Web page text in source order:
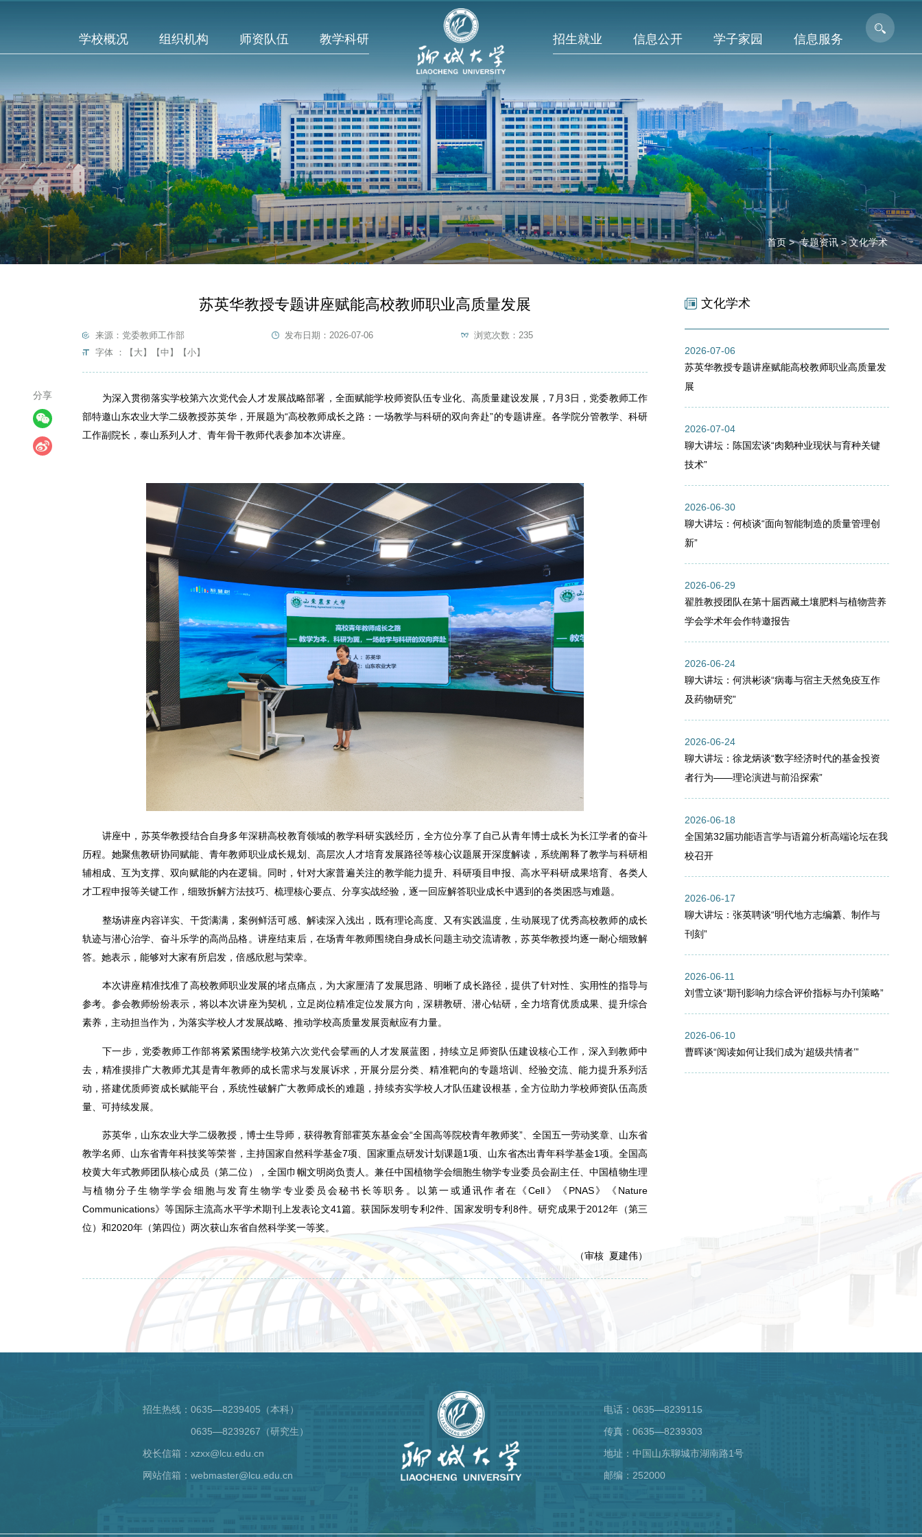
学校概况 组织机构 师资队伍 教学科研 招生就业 信息公开 学子家园 信息服务
首页 > 专题资讯 > 文化学术
苏英华教授专题讲座赋能高校教师职业高质量发展
来源：党委教师工作部 发布日期：2026-07-06 浏览次数： 235
字体 ：
【大】 【中】 【小】
为深入贯彻落实学校第六次党代会人才发展战略部署，全面赋能学校师资队伍专业化、高质量建设发展，7月3日，党委教师工作
部特邀山东农业大学二级教授苏英华，开展题为“高校教师成长之路：一场教学与科研的双向奔赴”的专题讲座。各学院分管教学、科研
工作副院长，泰山系列人才、青年骨干教师代表参加本次讲座。
讲座中，苏英华教授结合自身多年深耕高校教育领域的教学科研实践经历，全方位分享了自己从青年博士成长为长江学者的奋斗
历程。她聚焦教研协同赋能、青年教师职业成长规划、高层次人才培育发展路径等核心议题展开深度解读，系统阐释了教学与科研相
辅相成、互为支撑、双向赋能的内在逻辑。同时，针对大家普遍关注的教学能力提升、科研项目申报、高水平科研成果培育、各类人
才工程申报等关键工作，细致拆解方法技巧、梳理核心要点、分享实战经验，逐一回应解答职业成长中遇到的各类困惑与难题。
整场讲座内容详实、干货满满，案例鲜活可感、解读深入浅出，既有理论高度、又有实践温度，生动展现了优秀高校教师的成长
轨迹与潜心治学、奋斗乐学的高尚品格。讲座结束后，在场青年教师围绕自身成长问题主动交流请教，苏英华教授均逐一耐心细致解
答。她表示，能够对大家有所启发，倍感欣慰与荣幸。
本次讲座精准找准了高校教师职业发展的堵点痛点，为大家厘清了发展思路、明晰了成长路径，提供了针对性、实用性的指导与
参考。参会教师纷纷表示，将以本次讲座为契机，立足岗位精准定位发展方向，深耕教研、潜心钻研，全力培育优质成果、提升综合
素养，主动担当作为，为落实学校人才发展战略、推动学校高质量发展贡献应有力量。
下一步，党委教师工作部将紧紧围绕学校第六次党代会擘画的人才发展蓝图，持续立足师资队伍建设核心工作，深入到教师中
去，精准摸排广大教师尤其是青年教师的成长需求与发展诉求，开展分层分类、精准靶向的专题培训、经验交流、能力提升系列活
动，搭建优质师资成长赋能平台，系统性破解广大教师成长的难题，持续夯实学校人才队伍建设根基，全方位助力学校师资队伍高质
量、可持续发展。
苏英华，山东农业大学二级教授，博士生导师，获得教育部霍英东基金会“全国高等院校青年教师奖”、全国五一劳动奖章、山东省
教学名师、山东省青年科技奖等荣誉，主持国家自然科学基金7项、国家重点研发计划课题1项、山东省杰出青年科学基金1项。全国高
校黄大年式教师团队核心成员（第二位），全国巾帼文明岗负责人。兼任中国植物学会细胞生物学专业委员会副主任、中国植物生理
与植物分子生物学学会细胞与发育生物学专业委员会秘书长等职务。以第一或通讯作者在《Cell》《PNAS》《Nature
Communications》等国际主流高水平学术期刊上发表论文41篇。获国际发明专利2件、国家发明专利8件。研究成果于2012年（第三
位）和2020年（第四位）两次获山东省自然科学奖一等奖。
（审核 夏建伟）
分享
文化学术
2026-07-06
苏英华教授专题讲座赋能高校教师职业高质量发
展
2026-07-04
聊大讲坛：陈国宏谈“肉鹅种业现状与育种关键
技术”
2026-06-30
聊大讲坛：何桢谈“面向智能制造的质量管理创
新”
2026-06-29
翟胜教授团队在第十届西藏土壤肥料与植物营养
学会学术年会作特邀报告
2026-06-24
聊大讲坛：何洪彬谈“病毒与宿主天然免疫互作
及药物研究”
2026-06-24
聊大讲坛：徐龙炳谈“数字经济时代的基金投资
者行为——理论演进与前沿探索”
2026-06-18
全国第32届功能语言学与语篇分析高端论坛在我
校召开
2026-06-17
聊大讲坛：张英聘谈“明代地方志编纂、制作与
刊刻”
2026-06-11
刘雪立谈“期刊影响力综合评价指标与办刊策略”
2026-06-10
曹晖谈“阅读如何让我们成为‘超级共情者’”
招生热线： 0635—8239405（本科）
0635—8239267（研究生）
校长信箱：xzxx@lcu.edu.cn
网站信箱：webmaster@lcu.edu.cn
电话：0635—8239115
传真：0635—8239303
地址：中国山东聊城市湖南路1号
邮编：252000